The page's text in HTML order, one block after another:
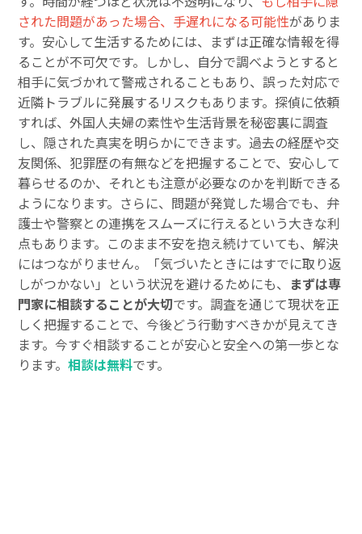
された問題があった場合、手遅れになる可能性がありま
す。安心して生活するためには、まずは正確な情報を得
ることが不可欠です。しかし、自分で調べようとすると
相手に気づかれて警戒されることもあり、誤った対応で
近隣トラブルに発展するリスクもあります。探偵に依頼
すれば、外国人夫婦の素性や生活背景を秘密裏に調査
し、隠された真実を明らかにできます。過去の経歴や交
友関係、犯罪歴の有無などを把握することで、安心して
暮らせるのか、それとも注意が必要なのかを判断できる
ようになります。さらに、問題が発覚した場合でも、弁
護士や警察との連携をスムーズに行えるという大きな利
点もあります。このまま不安を抱え続けていても、解決
にはつながりません。「気づいたときにはすでに取り返
しがつかない」という状況を避けるためにも、 まずは専
門家に相談することが大切です。調査を通じて現状を正
しく把握することで、今後どう行動すべきかが見えてき
ます。今すぐ相談することが安心と安全への第一歩とな
ります。相談は無料です。